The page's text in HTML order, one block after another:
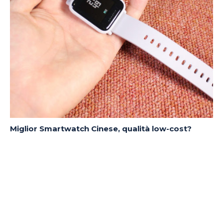
Miglior Smartwatch Cinese, qualità low-cost?